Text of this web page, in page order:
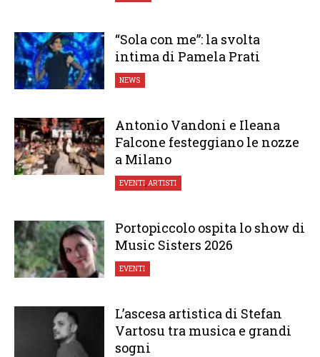
“Sola con me”: la svolta
intima di Pamela Prati
NEWS
Antonio Vandoni e Ileana
Falcone festeggiano le nozze
a Milano
EVENTI,ARTISTI
Portopiccolo ospita lo show di
Music Sisters 2026
EVENTI
L’ascesa artistica di Stefan
Vartosu tra musica e grandi
sogni